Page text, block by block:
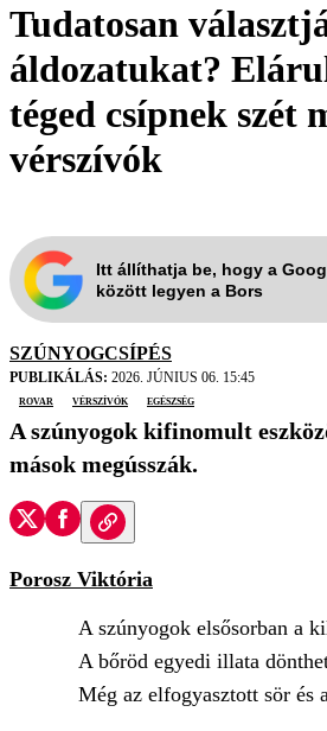
Tudatosan
áldozatukat?
téged csípnek szét
vérszívók
Itt állíthatja be, hogy a
között legyen a Bors
SZÚNYOGCSÍPÉS
PUBLIKÁLÁS: 2026. JÚNIUS 06. 15:45
rovar
vérszívók egészség
A szúnyogok kifinomult
mások megússzák.
Porosz Viktória
A szúnyogok elsősorban a
A bőröd egyedi illata
Még az elfogyasztott sör és